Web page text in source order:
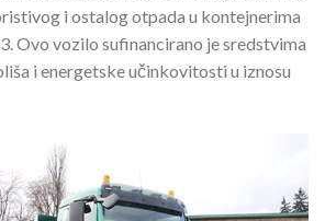
i ostalog otpada u kontejnerima
Ovo vozilo sufinancirano je sredstvima
i energetske učinkovitosti u iznosu